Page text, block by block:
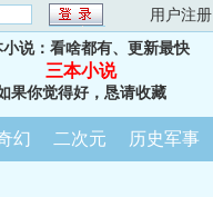
用户注册
小说：看啥都有、更新最快
三本小说
果你觉得好，恳请收藏
幻 二次元 历史军事